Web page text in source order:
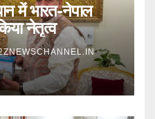
में भारत-नेपाल
नेतृत्व